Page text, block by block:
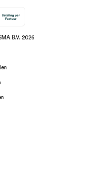
B.V. 2026